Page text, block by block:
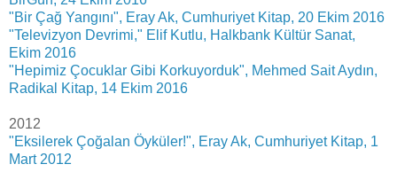
"Bir Çağ Yangını", Eray Ak, Cumhuriyet Kitap, 20 Ekim 2016
"Televizyon Devrimi," Elif Kutlu, Halkbank Kültür Sanat,
Ekim 2016
"Hepimiz Çocuklar Gibi Korkuyorduk", Mehmed Sait Aydın,
Radikal Kitap, 14 Ekim 2016
2012
"Eksilerek Çoğalan Öyküler!", Eray Ak, Cumhuriyet Kitap, 1
Mart 2012